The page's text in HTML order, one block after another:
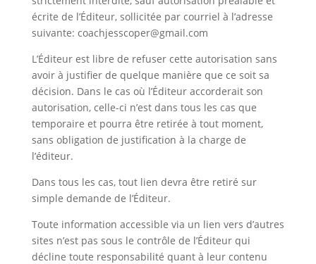
écrite de l’Éditeur, sollicitée par courriel à l’adresse
suivante: coachjesscoper@gmail.com
L’Éditeur est libre de refuser cette autorisation sans
avoir à justifier de quelque manière que ce soit sa
décision. Dans le cas où l’Éditeur accorderait son
autorisation, celle-ci n’est dans tous les cas que
temporaire et pourra être retirée à tout moment,
sans obligation de justification à la charge de
l’éditeur.
Dans tous les cas, tout lien devra être retiré sur
simple demande de l’Éditeur.
Toute information accessible via un lien vers d’autres
sites n’est pas sous le contrôle de l’Éditeur qui
décline toute responsabilité quant à leur contenu